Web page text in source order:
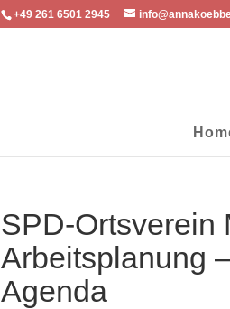
+49 261 6501 2945
SPD-Ortsverein
Arbeitsplanung
Agenda